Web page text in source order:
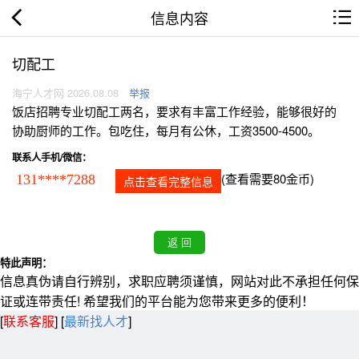
信息内容
切配工
海宁人才网 2026.08.08 举报
饭店招聘专业切配工两名，要求有丰富工作经验，能够很好的
协助厨师的工作。包吃住，每月有公休，工资3500-4500。
联系人手机/微信：
131****7288 点击查看完整信息 (查看需要80金币)
特此声明：
信息真伪请自行辨别，求职应聘须谨慎，网站对此不承担任何保
证或连带责任! 希望我们的平台能为您带来更多的便利！
[联系客服] [最新找人才]